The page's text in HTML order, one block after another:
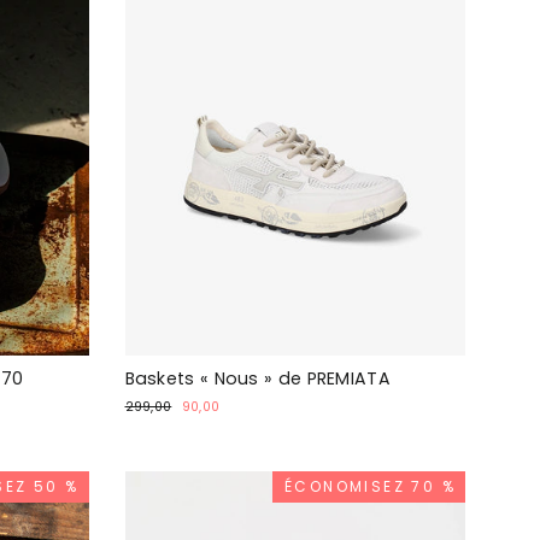
Baskets « Nous » de PREMIATA
Prix
299,00
Prix
90,00
50 % ÉCONOMISEZ 70 %